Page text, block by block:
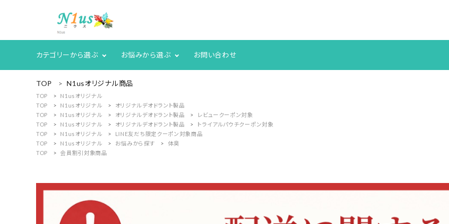
カテゴリーから選ぶ お悩みから選ぶ お問い合わせ
ACCOUNT MENU
ようこそ ゲスト 様
ログイン person 新規会員登録
search
カテゴリーから探す
TOP N1usオリジナル商品
TOP
N1usオリジナル
TOP
N1usオリジナル
オリジナルデオドラント製品
TOP
N1usオリジナル オリジナルデオドラント製品
レビュークーポン対象
TOP
N1usオリジナル オリジナルデオドラント製品
トライアルパウチクーポン対象
TOP
N1usオリジナル
LINE友だち限定クーポン対象商品
TOP
N1usオリジナル お悩みから探す
体臭
TOP
会員割引対象商品